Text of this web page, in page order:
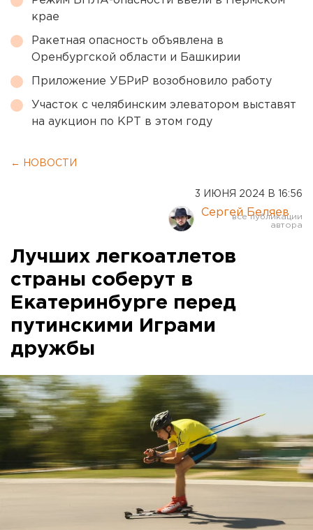
крае
Ракетная опасность объявлена в
Оренбургской области и Башкирии
Приложение УБРиР возобновило работу
Участок с челябинским элеватором выставят
на аукцион по КРТ в этом году
← НОВОСТИ
3 ИЮНЯ 2024 В 16:56
Сергей Беляев
Лучших легкоатлетов
страны соберут в
Екатеринбурге перед
путинскими Играми
дружбы